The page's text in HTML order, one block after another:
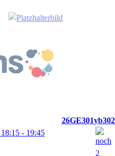
26GE301yb302
18:15 - 19:45